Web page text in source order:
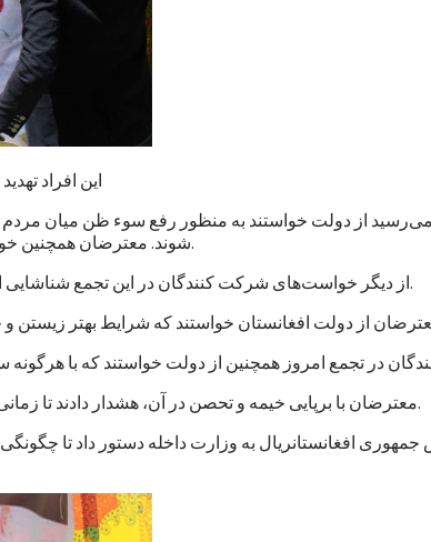
این افراد
از دولت خواستند به منظور رفع سوء ظن میان مردم
شوند. معترضان همچنین خواستار اعلام نتایج کار کمیسیون‌های تحقیق پیرامون حمله‌های سازمان یافته شدند.
از دیگر خواست‌های شرکت کنندگان در این تجمع شناشایی افرادی بوده است که، به گفته آنان، به شکل ستون پنجم در بدنه دولت کار می‌کنند.
معترضان با برپایی خیمه و تحصن در آن، هشدار دادند تا زمانی که دولت افغانستان به خواست‌های آنان توجه نکند به این تحصن ادامه خواهند داد.
افغانستانريال به وزارت داخله دستور داد تا